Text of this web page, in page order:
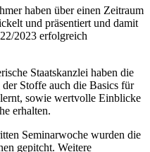
haben über einen Zeitraum
und präsentiert und damit
2023 erfolgreich
Staatskanzlei haben die
Stoffe auch die Basics für
sowie wertvolle Einblicke
erhalten.
Seminarwoche wurden die
gepitcht. Weitere